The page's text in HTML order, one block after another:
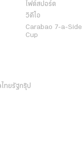
ไฟต์สปอร์ต
วิดีโอ
Carabao 7-a-Side
Cup
ทยรัฐกรุ๊ป